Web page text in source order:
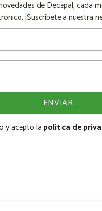
de Decepal, cada
¡Suscríbete a nuestra
y acepto la política de